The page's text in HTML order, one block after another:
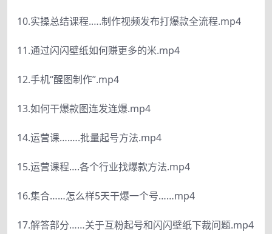
10.实操总结课程.….制作视频发布打爆款全流程.mp4
11.通过闪闪壁纸如何赚更多的米.mp4
12.手机“醒图制作”.mp4
13.如何干爆款图连发连爆.mp4
14.运营课….….批量起号方法.mp4
15.运营课程….各个行业找爆款方法.mp4
16.集合……怎么样5天干爆一个号……mp4
17.解答部分……关于互粉起号和闪闪壁纸下裁问题.mp4